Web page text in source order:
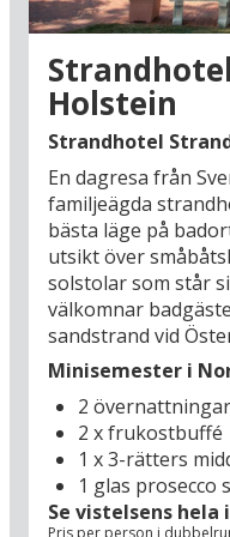
medeltiden stolt
Gamla stan är full
korsvirkesidyll och
katedraler. Se fram
upplevelserik
Holstein
Strandhotel
En dagresa från
familjeägda
bästa läge på
utsikt över
solstolar som står
välkomnar
sandstrand vid
lågsäsong är detta
minisemester, där
promenaderna
finns massor av tid
komfortabel
samvete ägna
stora fartygen på
Minisemester i
2 övernattningar
2 x frukostbuffé
1 x 3-rätters
1 glas prosecco
Se vistelsens